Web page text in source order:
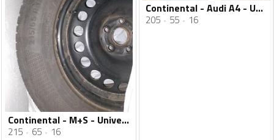
Continental - M+S - Univerzalna guma
215 65 16
Continental - Audi A4 - Univerzalna guma
205 55 16